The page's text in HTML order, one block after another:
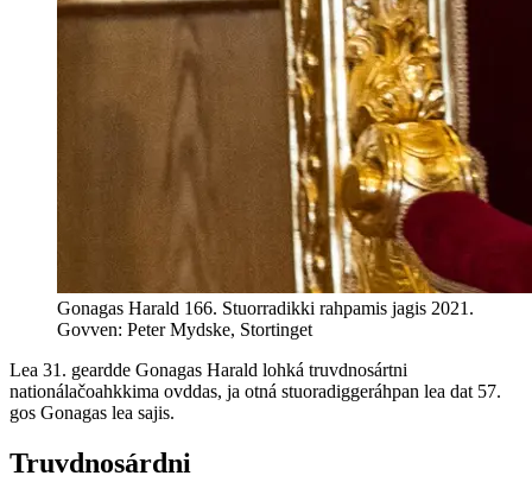
Gonagas Harald 166. Stuorradikki rahpamis jagis 2021.
Govven: Peter Mydske, Stortinget
Lea 31. geardde Gonagas Harald lohká truvdnosártni
nationálačoahkkima ovddas, ja otná stuoradiggeráhpan lea dat 57.
gos Gonagas lea sajis.
Truvdnosárdni